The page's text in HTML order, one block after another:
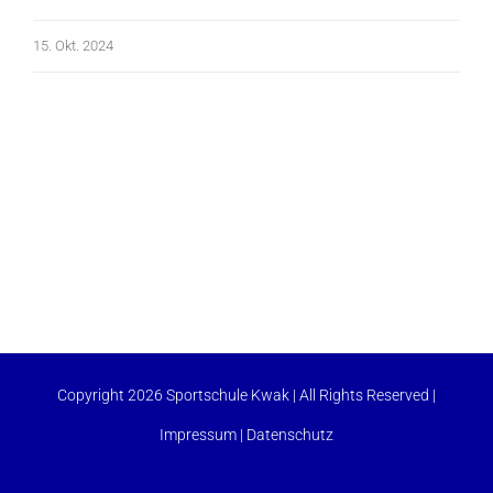
15. Okt. 2024
Copyright 2026 Sportschule Kwak | All Rights Reserved |
Impressum | Datenschutz